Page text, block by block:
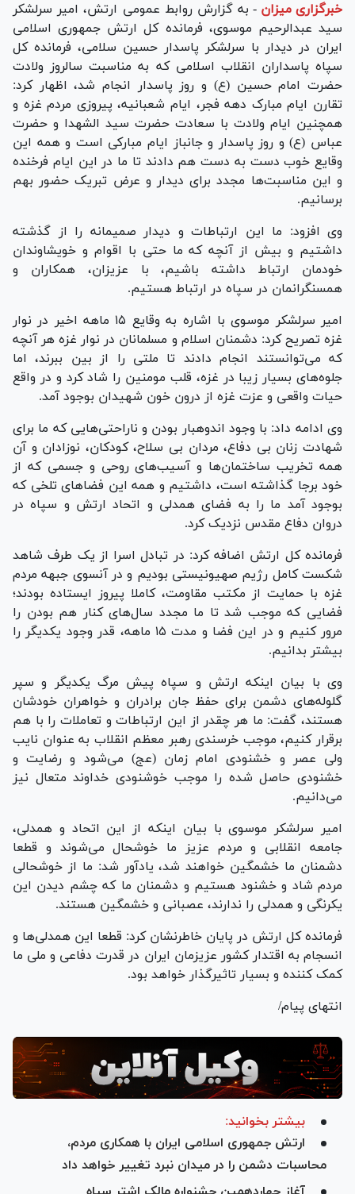
خبرگزاری میزان - به گزارش روابط عمومی ارتش، امیر سرلشکر
سید عبدالرحیم موسوی، فرمانده کل ارتش جمهوری اسلامی
ایران در دیدار با سرلشکر پاسدار حسین سلامی، فرمانده کل
سپاه پاسداران انقلاب اسلامی که به مناسبت سالروز ولادت
حضرت امام حسین (ع) و روز پاسدار انجام شد، اظهار کرد:
تقارن ایام مبارک دهه فجر، ایام شعبانیه، پیروزی مردم غزه و
همچنین ایام ولادت با سعادت حضرت سید الشهدا و حضرت
عباس (ع) و روز پاسدار و جانباز ایام مبارکی است و همه این
وقایع خوب دست به دست هم دادند تا ما در این ایام فرخنده
و این مناسبت‌ها مجدد برای دیدار و عرض تبریک حضور بهم
برسانیم.
وی افزود: ما این ارتباطات و دیدار صمیمانه را از گذشته
داشتیم و بیش از آنچه که ما حتی با اقوام و خویشاوندان
خودمان ارتباط داشته باشیم، با عزیزان، همکاران و
همسنگرانمان در سپاه در ارتباط هستیم.
امیر سرلشکر موسوی با اشاره به وقایع ۱۵ ماهه اخیر در نوار
غزه تصریح کرد: دشمنان اسلام و مسلمانان در نوار غزه هر آنچه
که می‌توانستند انجام دادند تا ملتی را از بین ببرند، اما
جلوه‌های بسیار زیبا در غزه، قلب مومنین را شاد کرد و در واقع
حیات واقعی و عزت غزه از درون خون شهیدان بوجود آمد.
وی ادامه داد: با وجود اندوهبار بودن و ناراحتی‌هایی که ما برای
شهادت زنان بی دفاع، مردان بی سلاح، کودکان، نوزادان و آن
همه تخریب ساختمان‌ها و آسیب‌های روحی و جسمی که از
خود برجا گذاشته است، داشتیم و همه این فضا‌های تلخی که
بوجود آمد ما را به فضای همدلی و اتحاد ارتش و سپاه در
دروان دفاع مقدس نزدیک کرد.
فرمانده کل ارتش اضافه کرد: در تبادل اسرا از یک طرف شاهد
شکست کامل رژیم صهیونیستی بودیم و در آنسوی جبهه مردم
غزه با حمایت از مکتب مقاومت، کاملا پیروز ایستاده بودند؛
فضایی که موجب شد تا ما مجدد سال‌های کنار هم بودن را
مرور کنیم و در این فضا و مدت ۱۵ ماهه، قدر وجود یکدیگر را
بیشتر بدانیم.
وی با بیان اینکه ارتش و سپاه پیش مرگ یکدیگر و سپر
گلوله‌های دشمن برای حفظ جان برادران و خواهران خودشان
هستند، گفت: ما هر چقدر از این ارتباطات و تعاملات را با هم
برقرار کنیم، موجب خرسندی رهبر معظم انقلاب به عنوان نایب
ولی عصر و خشنودی امام زمان (عج) می‌شود و رضایت و
خشنودی حاصل شده را موجب خوشنودی خداوند متعال نیز
می‌دانیم.
امیر سرلشکر موسوی با بیان اینکه از این اتحاد و همدلی،
جامعه انقلابی و مردم عزیز ما خوشحال می‌شوند و قطعا
دشمنان ما خشمگین خواهند شد، یادآور شد: ما از خوشحالی
مردم شاد و خشنود هستیم و دشمنان ما که چشم دیدن این
یکرنگی و همدلی را ندارند، عصبانی و خشمگین هستند.
فرمانده کل ارتش در پایان خاطرنشان کرد: قطعا این همدلی‌ها و
انسجام به اقتدار کشور عزیزمان ایران در قدرت دفاعی و ملی ما
کمک کننده و بسیار تاثیرگذار خواهد بود.
انتهای پیام/
بیشتر بخوانید:
ارتش جمهوری اسلامی ایران با همکاری مردم،
محاسبات دشمن را در میدان نبرد تغییر خواهد داد